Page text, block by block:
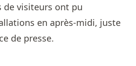
de visiteurs ont pu
en après-midi, juste
de presse.